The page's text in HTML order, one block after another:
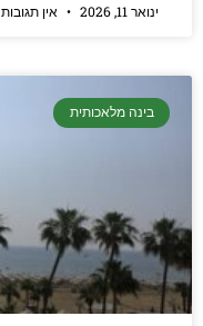
ינואר 11, 2026 אין תגובות
בינה מלאכותית